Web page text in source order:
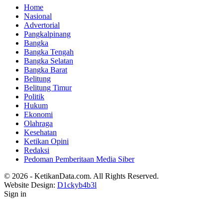
Home
Nasional
Advertorial
Pangkalpinang
Bangka
Bangka Tengah
Bangka Selatan
Bangka Barat
Belitung
Belitung Timur
Politik
Hukum
Ekonomi
Olahraga
Kesehatan
Ketikan Opini
Redaksi
Pedoman Pemberitaan Media Siber
© 2026 - KetikanData.com. All Rights Reserved.
Website Design: D1ckyb4b3l
Sign in